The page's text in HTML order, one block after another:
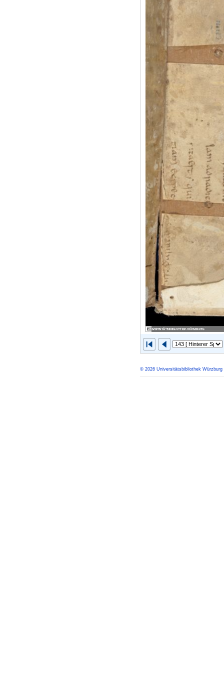
© 2026 Universitätsbibliothek Würzburg